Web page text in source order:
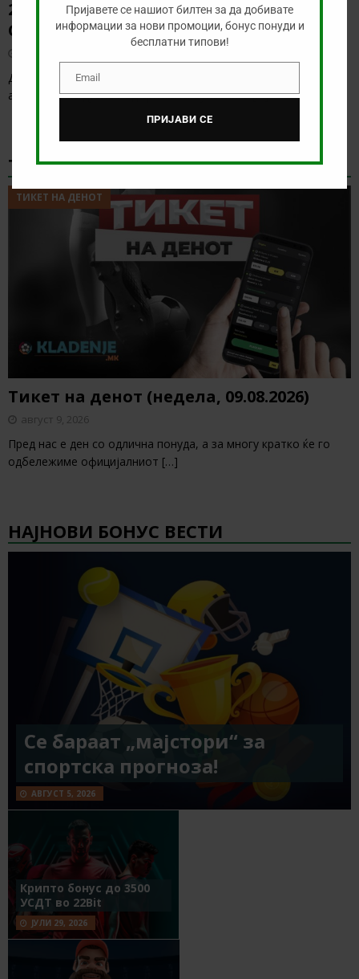
20:00) ВОЈВОДИНА – РАДНИК
СУРДУЛИЦА
Денес има солидна понуда за обложување, а ние ќе го
анализираме дуелот од српската Суперлига[…]
ТИКЕТ НА ДЕНОТ
ТИКЕТ НА ДЕНОТ
Тикет на денот (недела, 09.08.2026)
август 9, 2026
Пред нас е ден со одлична понуда, а за многу кратко ќе го
одбележиме официјалниот […]
НАЈНОВИ БОНУС ВЕСТИ
Се бараат „мајстори“ за
спортска прогноза!
АВГУСТ 5, 2026
Крипто бонус до 3500
УСДТ во 22Bit
ЈУЛИ 29, 2026
Пријавете се нашиот билтен за да добивате
информации за нови промоции, бонус понуди и
бесплатни типови!
EmailEmail
ПРИЈАВИ СЕ